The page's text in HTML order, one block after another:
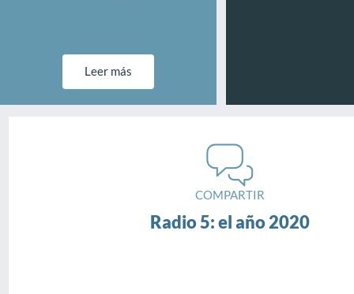
Leer más
COMPARTIR
Radio 5: el año 2020